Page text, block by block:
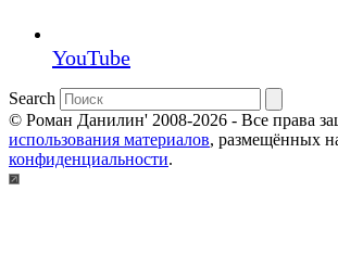
YouTube
Search
© Роман Данилин' 2008-2026 - Все права
использования материалов, размещённых
конфиденциальности.